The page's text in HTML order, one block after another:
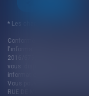
* Les champs suivis d'un
Conformément à la loi
l'informatique, aux
2016/679, dit Règlement
vous disposez d'un droit
informations qui vous
Vous pouvez exercer vos
RUE DE MONCEAU, 43